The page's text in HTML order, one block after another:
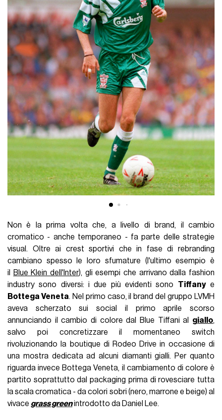
Non è la prima volta che, a livello di brand, il cambio
cromatico - anche temporaneo - fa parte delle strategie
visual. Oltre ai crest sportivi che in fase di rebranding
cambiano spesso le loro sfumature (l'ultimo esempio è
il
Blue Klein dell'Inter), gli esempi che arrivano dalla fashion
industry sono diversi: i due più evidenti sono Tiffanye
Bottega Veneta. Nel primo caso, il brand del gruppo LVMH
aveva scherzato sui social il primo aprile scorso
annunciando il cambio di colore dal Blue Tiffani al giallo,
salvo poi concretizzare il momentaneo switch
rivoluzionando la boutique di Rodeo Drive in occasione di
una mostra dedicata ad alcuni diamanti gialli. Per quanto
riguarda invece Bottega Veneta, il cambiamento di colore è
partito soprattutto dal packaging prima di rovesciare tutta
la scala cromatica - da colori sobri (nero, marrone e beige) al
vivace grass greenintrodotto da Daniel Lee.